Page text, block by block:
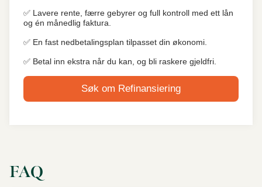
✅ Lavere rente, færre gebyrer og full kontroll med ett lån
og én månedlig faktura.
✅ En fast nedbetalingsplan tilpasset din økonomi.
✅ Betal inn ekstra når du kan, og bli raskere gjeldfri.
Søk om Refinansiering
FAQ